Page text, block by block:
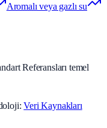
Aromalı veya gazlı su
Referansları temel
Veri Kaynakları